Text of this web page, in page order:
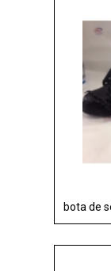
bota de